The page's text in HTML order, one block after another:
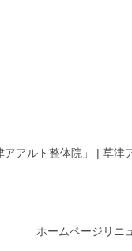
アアルト整体院」 | 草津
ホームページリニ